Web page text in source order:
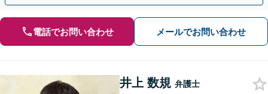
電話でお問い合わせ メールでお問い合わせ
井上 数規 弁護士